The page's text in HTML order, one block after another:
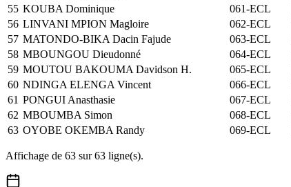
55 KOUBA Dominique 061-ECL
56 LINVANI MPION Magloire 062-ECL
57 MATONDO-BIKA Dacin Fajude 063-ECL
58 MBOUNGOU Dieudonné 064-ECL
59 MOUTOU BAKOUMA Davidson H. 065-ECL
60 NDINGA ELENGA Vincent 066-ECL
61 PONGUI Anasthasie 067-ECL
62 MBOUMBA Simon 068-ECL
63 OYOBE OKEMBA Randy 069-ECL
Affichage de 63 sur63 ligne(s).